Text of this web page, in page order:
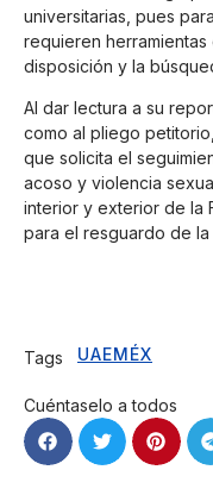
universitarias, pues
requieren
disposición y la
Al dar lectura a su
como al pliego
que solicita el
acoso y violencia
interior y exterior de la
para el resguardo de
Tags UAEMÉX
Cuéntaselo a todos